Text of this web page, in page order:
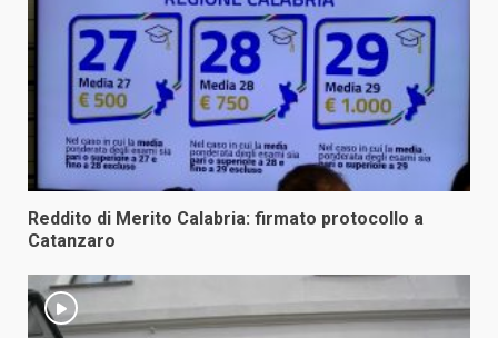
Reddito di Merito Calabria: firmato protocollo a
Catanzaro